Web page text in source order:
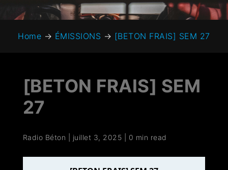
Home → ÉMISSIONS → [BETON FRAIS] SEM 27
[BETON FRAIS] SEM
27
Radio Béton juillet 3, 2025 0 min read